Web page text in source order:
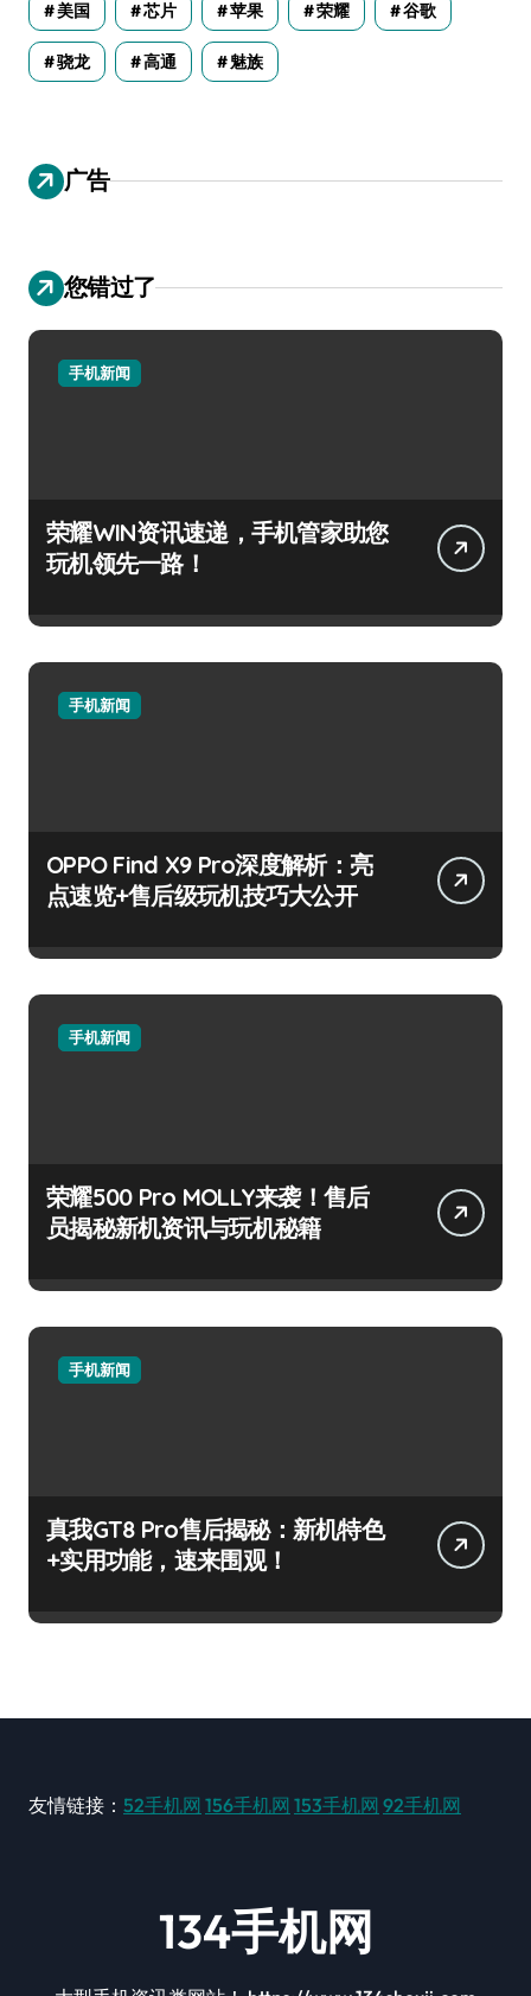
美国 芯片 苹果 荣耀 谷歌
骁龙 高通 魅族
广告
您错过了
手机新闻
荣耀WIN资讯速递，手机管家助您
玩机领先一路！
手机新闻
OPPO Find X9 Pro深度解析：亮
点速览+售后级玩机技巧大公开
手机新闻
荣耀500 Pro MOLLY来袭！售后
员揭秘新机资讯与玩机秘籍
手机新闻
真我GT8 Pro售后揭秘：新机特色
+实用功能，速来围观！
友情链接： 52手机网 156手机网 153手机网 92手机网
134手机网